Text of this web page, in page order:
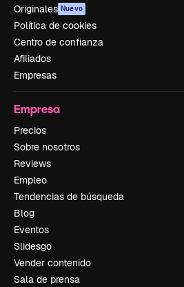
Originales Nuevo
Política de cookies
Centro de confianza
Afiliados
Empresas
Empresa
Precios
Sobre nosotros
Reviews
Empleo
Tendencias de búsqueda
Blog
Eventos
Slidesgo
Vender contenido
Sala de prensa